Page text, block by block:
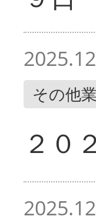
その他
２０